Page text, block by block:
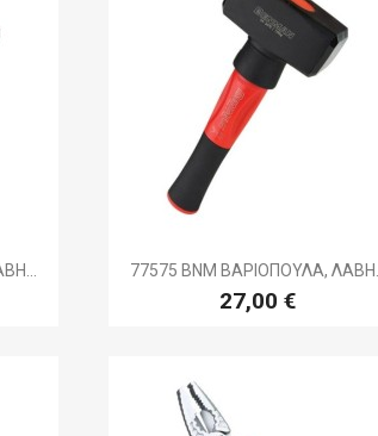
Γρήγορη προβολή
77575 BNM ΒΑΡΙΟΠΟΥΛΑ, ΛΑΒΗ...
27,00 €